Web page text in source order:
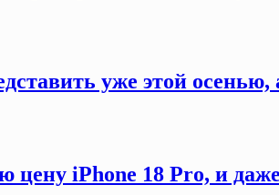
уже этой
iPhone 18 Pro, и